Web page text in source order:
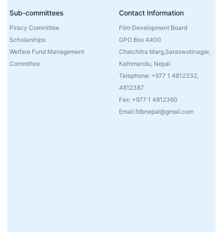
Sub-committees
Piracy Committee
Scholarships
Welfare Fund Management
Committee
Contact Information
Film Development Board
GPO Box 4400
Chalchitra Marg,Saraswotinagar,
Kathmandu, Nepal
Telephone: +977 1 4812332,
4812387
Fax: +977 1 4812360
Email:fdbnepal@gmail.com